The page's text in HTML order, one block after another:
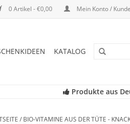
0 Artikel - €0,00 Mein Konto /
KATALOG
Produkte aus
/ BIO-VITAMINE AUS DER TÜTE -